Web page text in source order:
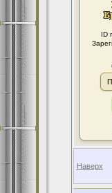
ID
Наверх